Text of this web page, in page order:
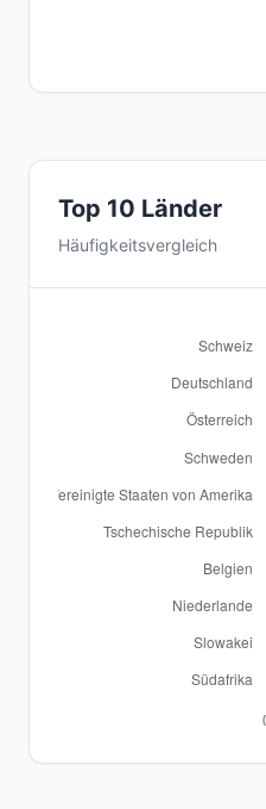
Top 10 Länder
Häufigkeitsvergleich